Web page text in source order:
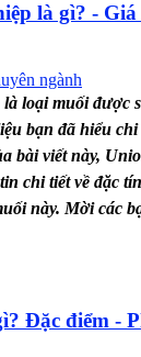
là gì? -
ngành
là loại muối được
bạn đã hiểu chi
bài viết này,
chi tiết về đặc
này. Mời các
Đặc điểm -